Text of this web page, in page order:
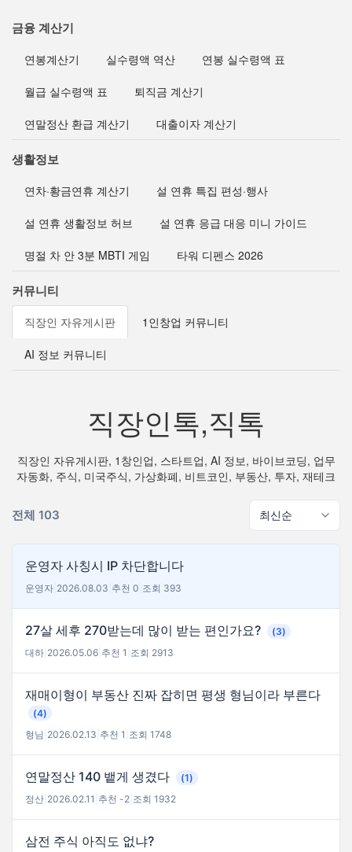
금융 계산기
연봉계산기 실수령액 역산 연봉 실수령액 표
월급 실수령액 표 퇴직금 계산기
연말정산 환급 계산기 대출이자 계산기
생활정보
연차·황금연휴 계산기 설 연휴 특집 편성·행사
설 연휴 생활정보 허브 설 연휴 응급 대응 미니 가이드
명절 차 안 3분 MBTI 게임 타워 디펜스 2026
커뮤니티
직장인 자유게시판 1인창업 커뮤니티
AI 정보 커뮤니티
직장인톡,직톡
직장인 자유게시판, 1창인업, 스타트업, AI 정보, 바이브코딩, 업무
자동화, 주식, 미국주식, 가상화폐, 비트코인, 부동산, 투자, 재테크
전체 103
운영자 사칭시 IP 차단합니다
운영자 2026.08.03 추천 0 조회 393
27살 세후 270받는데 많이 받는 편인가요?
(3)
대하 2026.05.06 추천 1 조회 2913
재매이형이 부동산 진짜 잡히면 평생 형님이라 부른다
(4)
형님 2026.02.13 추천 1 조회 1748
연말정산 140 뱉게 생겼다
(1)
정산 2026.02.11 추천 -2 조회 1932
삼전 주식 아직도 없냐?